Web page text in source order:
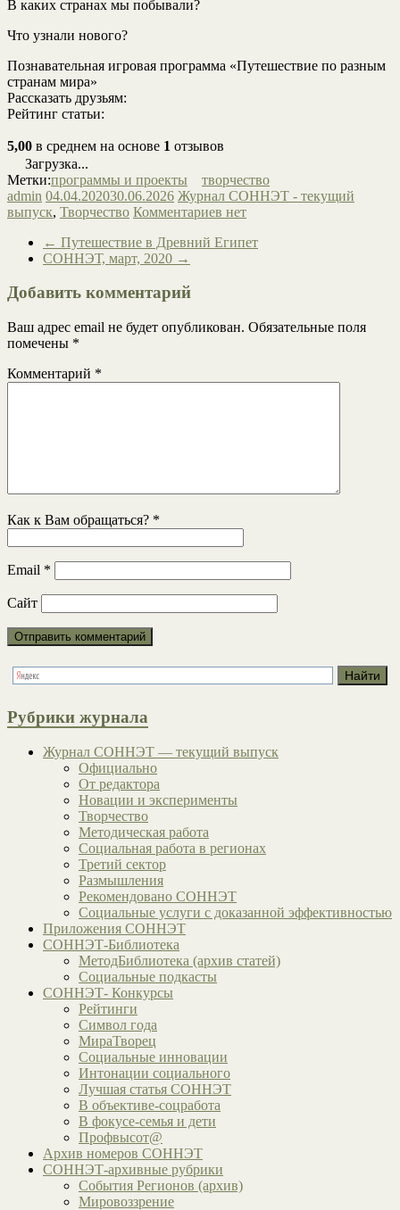
В каких странах мы побывали?
Что узнали нового?
Познавательная игровая программа «Путешествие по разным
странам мира»
Рассказать друзьям:
Рейтинг статьи:
5,00 в среднем на основе 1 отзывов
Загрузка...
Метки:программы и проекты
творчество
admin 04.04.202030.06.2026 Журнал СОННЭТ - текущий
выпуск, Творчество Комментариев нет
← Путешествие в Древний Египет
СОННЭТ, март, 2020 →
Добавить комментарий
Ваш адрес email не будет опубликован. Обязательные поля
помечены *
Комментарий *
Как к Вам обращаться? *
Email *
Сайт
Рубрики журнала
Журнал СОННЭТ — текущий выпуск
Официально
От редактора
Новации и эксперименты
Творчество
Методическая работа
Социальная работа в регионах
Третий сектор
Размышления
Рекомендовано СОННЭТ
Социальные услуги с доказанной эффективностью
Приложения СОННЭТ
СОННЭТ-Библиотека
МетодБиблиотека (архив статей)
Социальные подкасты
СОННЭТ- Конкурсы
Рейтинги
Символ года
МираТворец
Социальные инновации
Интонации социального
Лучшая статья СОННЭТ
В объективе-соцработа
В фокусе-семья и дети
Профвысот@
Архив номеров СОННЭТ
СОННЭТ-архивные рубрики
События Регионов (архив)
Мировоззрение